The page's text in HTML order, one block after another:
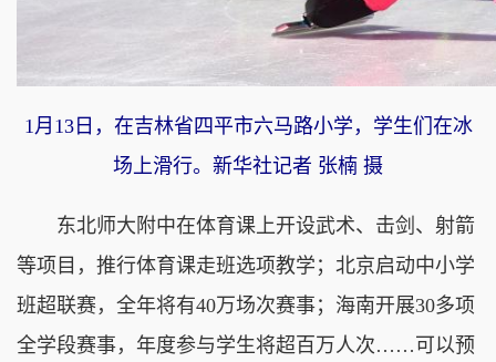
1月13日，在吉林省四平市六马路小学，学生们在冰
场上滑行。新华社记者 张楠 摄
东北师大附中在体育课上开设武术、击剑、射箭
等项目，推行体育课走班选项教学；北京启动中小学
班超联赛，全年将有40万场次赛事；海南开展30多项
全学段赛事，年度参与学生将超百万人次……可以预